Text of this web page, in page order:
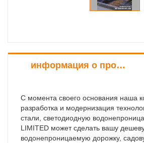
информация о продукте
С момента своего основания наша
разработка и модернизация
стали, светодиодную
LIMITED может сделать вашу
водонепроницаемую дорожку,